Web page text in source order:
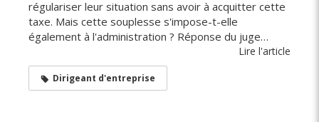
régulariser leur situation sans avoir à acquitter cette
taxe. Mais cette souplesse s'impose-t-elle
également à l'administration ? Réponse du juge…
Lire l'article
Dirigeant d'entreprise